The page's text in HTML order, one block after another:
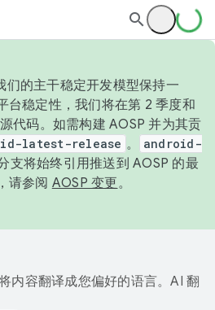
们的主干稳定开发模型保持一
台稳定性，我们将在第 2 季度和
代码。如需构建 AOSP 并为其贡
latest-release 。
android-
支将始终引用推送到 AOSP 的最
请参阅 AOSP 变更。
内容翻译成您偏好的语言。AI 翻